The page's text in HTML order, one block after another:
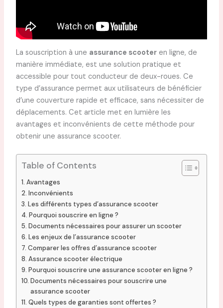
La souscription à une assurance scooteren ligne, de
manière immédiate, est une solution pratique et
accessible pour tout conducteur de deux-roues. Ce
type d’assurance permet aux utilisateurs de bénéficier
d’une couverture rapide et efficace, sans nécessiter de
déplacements. Cet article met en lumière les
avantages et inconvénients de cette méthode pour
obtenir une assurance scooter.
Table of Contents
Avantages
Inconvénients
Les différents types d’assurance scooter
Pourquoi souscrire en ligne ?
Documents nécessaires pour assurer un scooter
Les enjeux de l’assurance scooter
Comparer les offres d’assurance scooter
Assurance scooter électrique
Pourquoi souscrire une assurance scooter en ligne ?
Documents nécessaires pour souscrire une
assurance scooter
Quels types de garanties sont offertes ?